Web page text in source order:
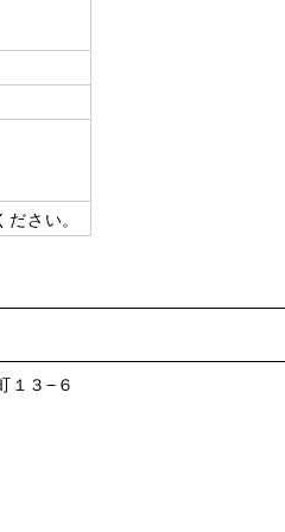
ださい。
１３−６